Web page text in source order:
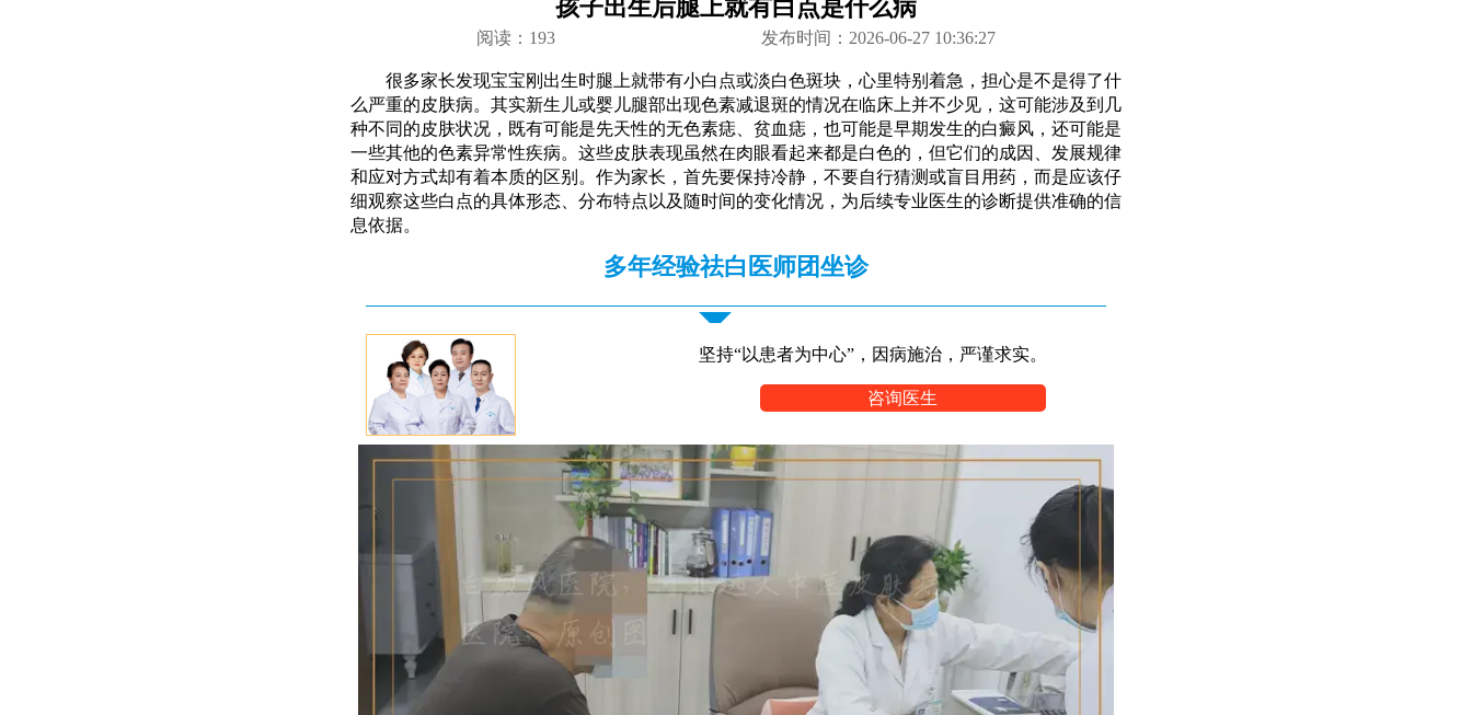
孩子出生后腿上就有白点是什么病
阅读： 193 发布时间：2026-06-27 10:36:27
很多家长发现宝宝刚出生时腿上就带有小白点或淡白色斑块，心里特别着急，担心是不是得了什
么严重的皮肤病。其实新生儿或婴儿腿部出现色素减退斑的情况在临床上并不少见，这可能涉及到几
种不同的皮肤状况，既有可能是先天性的无色素痣、贫血痣，也可能是早期发生的白癜风，还可能是
一些其他的色素异常性疾病。这些皮肤表现虽然在肉眼看起来都是白色的，但它们的成因、发展规律
和应对方式却有着本质的区别。作为家长，首先要保持冷静，不要自行猜测或盲目用药，而是应该仔
细观察这些白点的具体形态、分布特点以及随时间的变化情况，为后续专业医生的诊断提供准确的信
息依据。
多年经验祛白医师团坐诊
坚持“以患者为中心”，因病施治，严谨求实。
咨询医生